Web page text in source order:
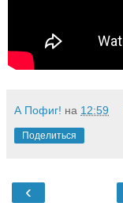
А Пофиг! на 12:59
Поделиться
‹